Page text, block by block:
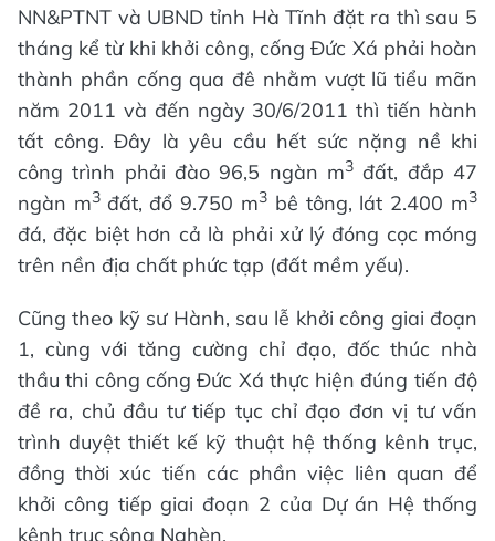
NN&PTNT và UBND tỉnh Hà Tĩnh đặt ra thì sau 5
tháng kể từ khi khởi công, cống Đức Xá phải hoàn
thành phần cống qua đê nhằm vượt lũ tiểu mãn
năm 2011 và đến ngày 30/6/2011 thì tiến hành
tất công. Đây là yêu cầu hết sức nặng nề khi
công trình phải đào 96,5 ngàn m3 đất, đắp 47
ngàn m3 đất, đổ 9.750 m3 bê tông, lát 2.400 m3
đá, đặc biệt hơn cả là phải xử lý đóng cọc móng
trên nền địa chất phức tạp (đất mềm yếu).
Cũng theo kỹ sư Hành, sau lễ khởi công giai đoạn
1, cùng với tăng cường chỉ đạo, đốc thúc nhà
thầu thi công cống Đức Xá thực hiện đúng tiến độ
đề ra, chủ đầu tư tiếp tục chỉ đạo đơn vị tư vấn
trình duyệt thiết kế kỹ thuật hệ thống kênh trục,
đồng thời xúc tiến các phần việc liên quan để
khởi công tiếp giai đoạn 2 của Dự án Hệ thống
kênh trục sông Nghèn.